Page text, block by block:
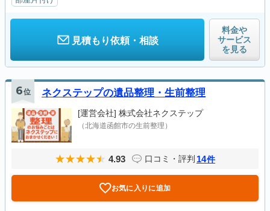
見積もり依頼・相談
料金や
サービス
を見る
6位 ネクステップの遺品整理・生前整理
[運営会社] 株式会社ネクステップ
（北海道函館市の生前整理）
4.93 口コミ・評判 14件
お気に入りに追加